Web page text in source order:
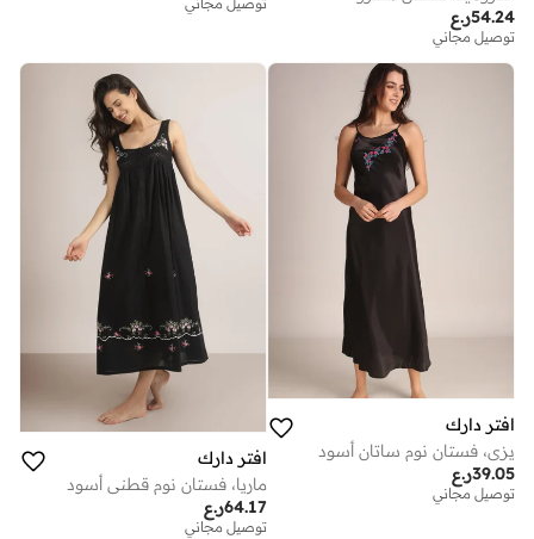
ر.ع54.24
توصيل مجاني
افتر دارك
يزي، فستان نوم ساتان أسود
ر.ع39.05
توصيل مجاني
افتر دارك
ماريا، فستان نوم قطني أسود
ر.ع64.17
توصيل مجاني